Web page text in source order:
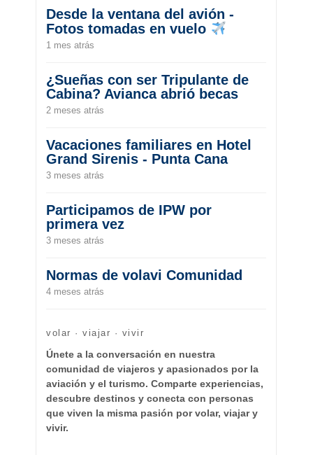
Desde la ventana del avión -
Fotos tomadas en vuelo
1 mes atrás
¿Sueñas con ser Tripulante de
Cabina? Avianca abrió becas
2 meses atrás
Vacaciones familiares en Hotel
Grand Sirenis - Punta Cana
3 meses atrás
Participamos de IPW por
primera vez
3 meses atrás
Normas de volavi Comunidad
4 meses atrás
volar · viajar · vivir
Únete a la conversación en nuestra
comunidad de viajeros y apasionados por la
aviación y el turismo. Comparte experiencias,
descubre destinos y conecta con personas
que viven la misma pasión por volar, viajar y
vivir.